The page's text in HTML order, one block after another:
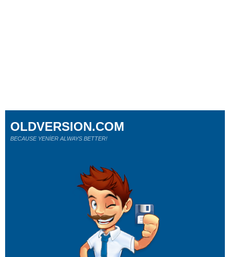
OLDVERSION.COM
BECAUSE YENİER ALWAYS BETTER!